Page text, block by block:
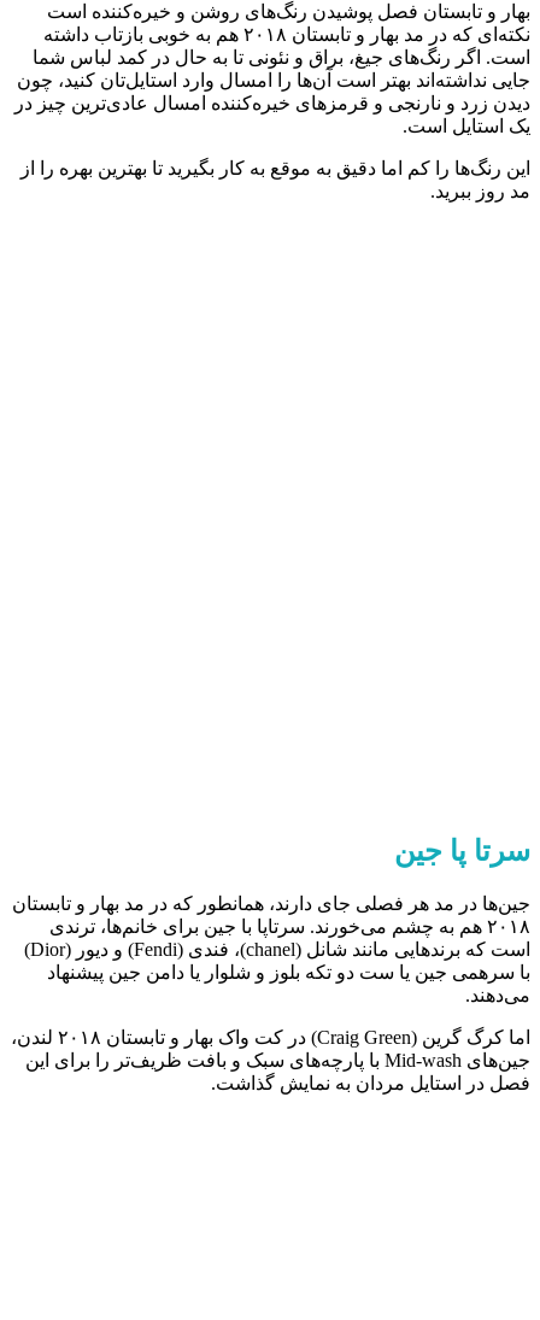
بهار و تابستان فصل پوشیدن رنگ‌های روشن و خیره‌کننده است
نکته‌ای که در مد بهار و تابستان ۲۰۱۸ هم به خوبی بازتاب داشته
است. اگر رنگ‌های جیغ، براق و نئونی تا به حال در کمد لباس شما
جایی نداشته‌اند بهتر است آن‌ها را امسال وارد استایل‌تان کنید، چون
دیدن زرد و نارنجی و قرمزهای خیره‌کننده امسال عادی‌ترین چیز در
یک استایل است.
این رنگ‌ها را کم اما دقیق به موقع به کار بگیرید تا بهترین بهره را از
مد روز ببرید.
سرتا پا جین
جین‌ها در مد هر فصلی جای دارند، همانطور که در مد بهار و تابستان
۲۰۱۸ هم به چشم می‌خورند. سرتاپا با جین برای خانم‌ها، ترندی
است که برندهایی مانند شانل (chanel)، فندی (Fendi) و دیور (Dior)
با سرهمی جین یا ست دو تکه بلوز و شلوار یا دامن جین پیشنهاد
می‌دهند.
اما کرگ گرین (Craig Green) در کت واک بهار و تابستان ۲۰۱۸ لندن،
جین‌های Mid-wash با پارچه‌های سبک و بافت ظریف‌تر را برای این
فصل در استایل مردان به نمایش گذاشت.